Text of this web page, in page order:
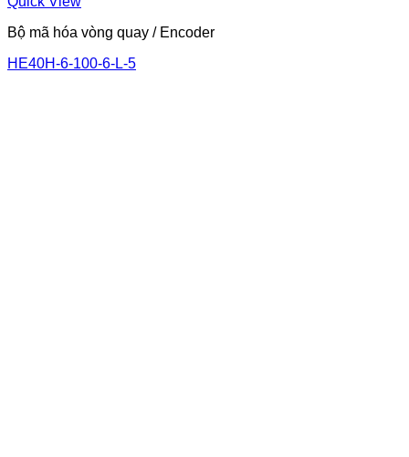
Bộ mã hóa vòng quay / Encoder
HE40H-6-100-6-L-5